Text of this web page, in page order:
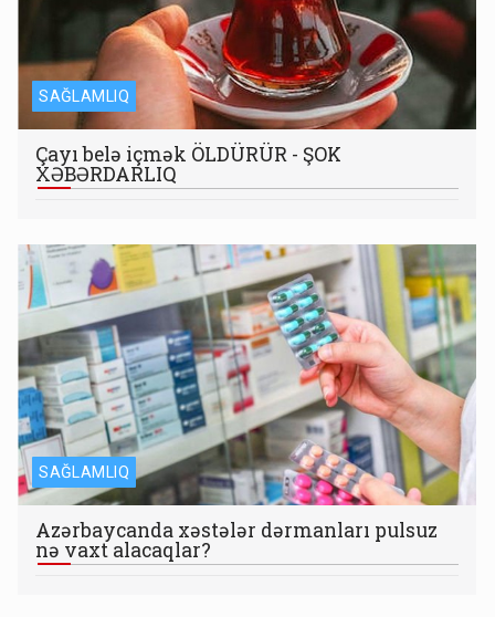
SAĞLAMLIQ
Çayı belə içmək ÖLDÜRÜR - ŞOK
XƏBƏRDARLIQ
SAĞLAMLIQ
Azərbaycanda xəstələr dərmanları pulsuz
nə vaxt alacaqlar?